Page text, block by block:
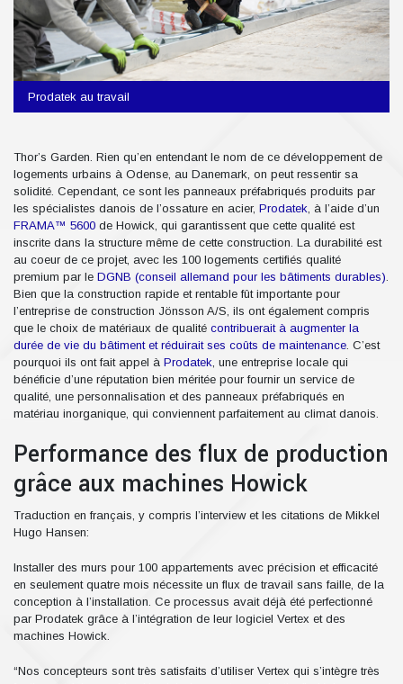
Prodatek au travail
Thor’s Garden. Rien qu’en entendant le nom de ce développement de
logements urbains à Odense, au Danemark, on peut ressentir sa
solidité. Cependant, ce sont les panneaux préfabriqués produits par
les spécialistes danois de l’ossature en acier, Prodatek, à l’aide d’un
FRAMA™ 5600 de Howick, qui garantissent que cette qualité est
inscrite dans la structure même de cette construction. La durabilité est
au coeur de ce projet, avec les 100 logements certifiés qualité
premium par le DGNB (conseil allemand pour les bâtiments durables).
Bien que la construction rapide et rentable fût importante pour
l’entreprise de construction Jönsson A/S, ils ont également compris
que le choix de matériaux de qualité contribuerait à augmenter la
durée de vie du bâtiment et réduirait ses coûts de maintenance. C’est
pourquoi ils ont fait appel à Prodatek, une entreprise locale qui
bénéficie d’une réputation bien méritée pour fournir un service de
qualité, une personnalisation et des panneaux préfabriqués en
matériau inorganique, qui conviennent parfaitement au climat danois.
Performance des flux de production
grâce aux machines Howick
Traduction en français, y compris l’interview et les citations de Mikkel
Hugo Hansen:
Installer des murs pour 100 appartements avec précision et efficacité
en seulement quatre mois nécessite un flux de travail sans faille, de la
conception à l’installation. Ce processus avait déjà été perfectionné
par Prodatek grâce à l’intégration de leur logiciel Vertex et des
machines Howick.
“Nos concepteurs sont très satisfaits d’utiliser Vertex qui s’intègre très